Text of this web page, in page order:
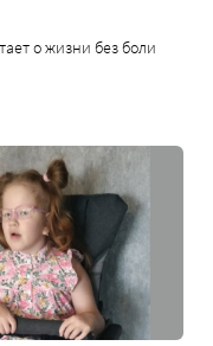
о жизни без боли